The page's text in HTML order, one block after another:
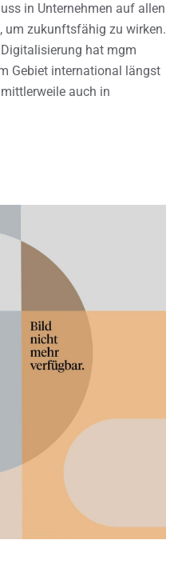
in Unternehmen auf allen
um zukunftsfähig zu wirken.
hat mgm
Gebiet international längst
auch in